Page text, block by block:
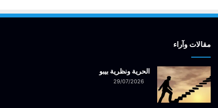
مقالات وآراء
الحرية ونظرية بيبو
29/07/2026